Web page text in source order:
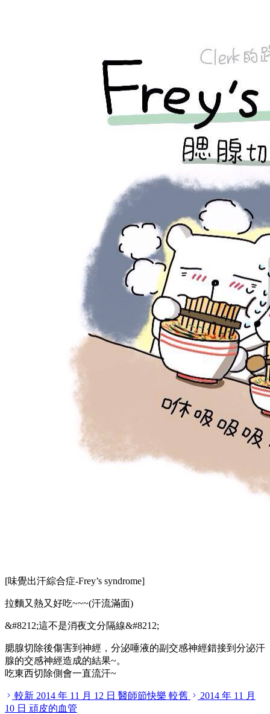
[味覺出汗綜合症-Frey’s syndrome]
拉麵又熱又好吃~~~(汗流滿面)
&#8212;這不是消夜文分隔線&#8212;
腮腺切除後傷害到神經，分泌唾液的副交感神經錯接到分泌汗
腺的交感神經造成的結果~。
吃東西切除側會一直流汗~
較新 2014 年 11 月 12 日 醫師節快樂 較舊
2014 年 11 月
10 日 頑皮的血管